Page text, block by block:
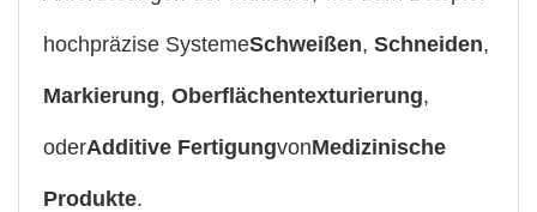
hochpräzise SystemeSchweißen, Schneiden,
Markierung, Oberflächentexturierung,
oderAdditive FertigungvonMedizinische
Produkte.